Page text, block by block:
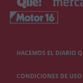
HACEMOS EL DIARIO
CONDICIONES DE